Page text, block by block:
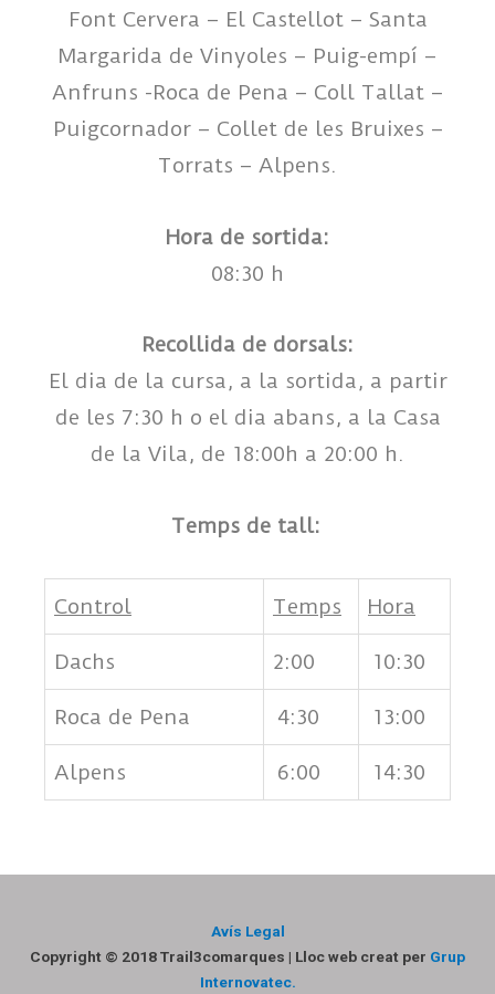
Font Cervera – El Castellot – Santa
Margarida de Vinyoles – Puig-empí –
Anfruns -Roca de Pena – Coll Tallat –
Puigcornador – Collet de les Bruixes –
Torrats – Alpens.
Hora de sortida:
08:30 h
Recollida de dorsals:
El dia de la cursa, a la sortida, a partir
de les 7:30 h o el dia abans, a la Casa
de la Vila, de 18:00h a 20:00 h.
Temps de tall:
Control Temps Hora
Dachs 2:00 10:30
Roca de Pena 4:30 13:00
Alpens 6:00 14:30
Avís Legal
Copyright © 2018 Trail3comarques | Lloc web creat per Grup
Internovatec.